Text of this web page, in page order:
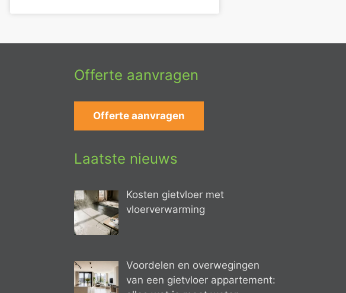
Offerte aanvragen
Offerte aanvragen
Laatste nieuws
Kosten gietvloer met
vloerverwarming
Voordelen en overwegingen
van een gietvloer appartement: